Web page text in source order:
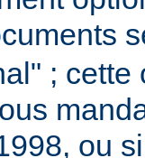
; cette
ou